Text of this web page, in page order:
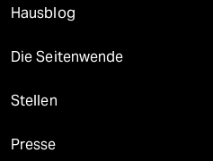
Hausblog
Die Seitenwende
Stellen
Presse